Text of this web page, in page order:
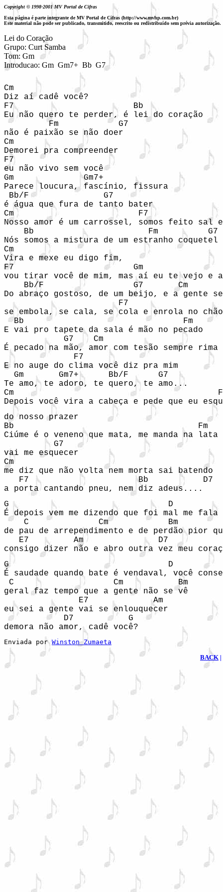
Copyright © 1998-2001 MV Portal de Cifras
Esta página é parte integrante de MV Portal de Cifras (http://www.mvhp.com.br)
Este material não pode ser publicado, transmitido, reescrito ou redistribuído sem prévia autorização.
Lei do Coração
Grupo: Curt Samba
Tom: Gm
Introducao: Gm  Gm7+  Bb  G7
Cm
Diz aí cadê você?
F7                        Bb
Eu não quero te perder, é lei do coração
         Fm            G7
não é paixão se não doer
Cm
Demorei pra compreender
F7
eu não vivo sem você
Gm              Gm7+
Parece loucura, fascínio, fissura
Bb/F               G7
é água que fura de tanto bater
Cm                         F7
Nosso amor é um carrossel, somos feito sal
    Bb                       Fm          G7
Nós somos a mistura de um estranho coquetel
Cm
Vira e mexe eu digo fim,
F7                        Gm
vou tirar você de mim, mas aí eu te vejo e
    Bb/F                  G7       Cm
Do abraço gostoso, de um beijo, e a gente
                       F7
se embola, se cala, se cola e enrola no chão
  Bb                                Fm
E vai pro tapete da sala é mão no pecado
            G7    Cm
É pecado na mão, amor com tesão sempre rima
              F7
E no auge do clima você diz pra mim
  Gm       Gm7+      Bb/F      G7
Te amo, te adoro, te quero, te amo...
Cm
Depois você vira a cabeça e pede que eu
do nosso prazer
Bb                                     Fm
Ciúme é o veneno que mata, me manda na lata
          G7
vai me esquecer
Cm
me diz que não volta nem morta sai batendo
   F7                      Bb           D7
a porta cantando pneu, nem diz adeus....
G                                D
É depois vem me dizendo que foi mal me fala
C              Cm
de pau de arrependimento e de perdão pior
E7         Am               D7
consigo dizer não e abro outra vez meu
G                                D
É saudade quando bate é vendaval, você
C                    Cm           Bm
geral faz tempo que a gente não se vê
               E7             Am
eu sei a gente vai se enlouquecer
            D7           G
demora não amor, cadê você?
Enviada por Winston Zumaeta
BACK |